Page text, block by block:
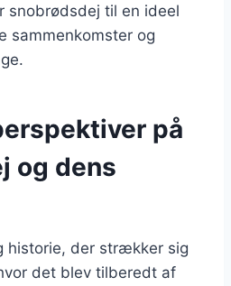
snobrødsdej til en ideel
sammenkomster og
på
og dens
historie, der strækker sig
det blev tilberedt af